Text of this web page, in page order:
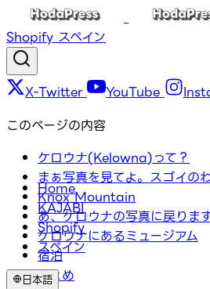
Shopify スペイン
X-Twitter YouTube
Home
KAJABI
Shopify
スペイン
日本語
このページの内容
ケロウナ(Kelowna)って？
まぁ写真を見てよ。スゴイの
Knox Mountain
あ、ケロウナの写真に戻りま
ケロウナにあるミュージアム
宿泊
まとめ